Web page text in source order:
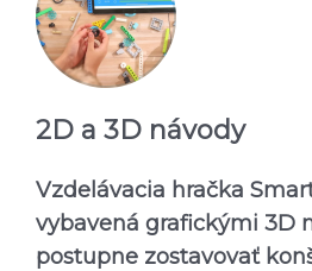
2D a 3D návody
Vzdelávacia hračka
vybavená grafickými 3D
postupne zostavovať